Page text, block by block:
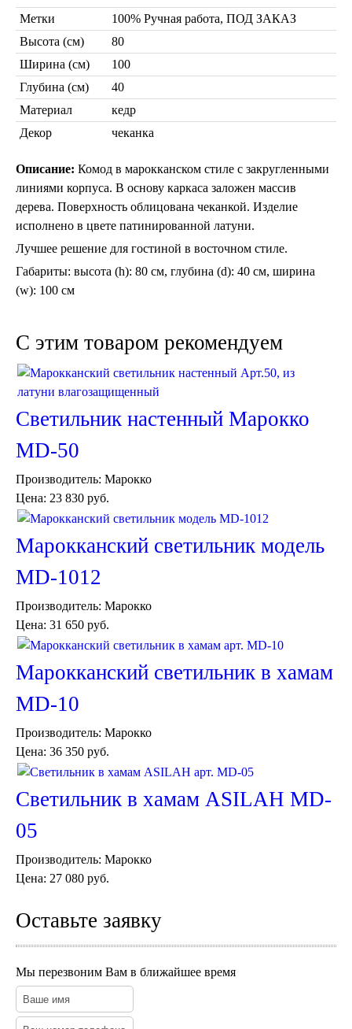
Торшеры Марокко
Торшеры Мозаика
Торшеры со стеклом
Светильники для кафе и ресторанов
Светильники дизайнерские
Светильники Лофт
Светильники с цепочками
Фонари
Абажуры
Столы и столики
Пуфы и стулья
Консоли
Шкафы
Обеденные группы
Спальня Марокко
Светильники для хамама
Кувшины и чаши в хамам
Краны и смесители в хамам
Раковины латунные и медные
Аксессуары в хамам
Плитка Марокко
Двери Марокко
Бабуши тапочки
Вазы
Тарелки и блюда
Пепельницы
Пледы и покрывала
Салфетницы
Свечи и подсвечники
Сундуки
Хлопковые
Чайники и кофейники
Наборы чайные и кофейные
фруктовницы
Метки
100% Ручная работа, ПОД ЗАКАЗ
Высота (см)
80
Ширина (см)
100
Глубина (см)
40
Материал
кедр
Декор
чеканка
Описание: Комод в марокканском стиле с закругленными
линиями корпуса. В основу каркаса заложен массив
дерева. Поверхность облицована чеканкой. Изделие
исполнено в цвете патинированной латуни.
Лучшее решение для гостиной в восточном стиле.
Габариты: высота (h): 80 см, глубина (d): 40 см, ширина
(w): 100 см
C этим товаром рекомендуем
Светильник настенный Марокко
MD-50
Производитель: Марокко
Цена: 23 830 руб.
Марокканский светильник модель
MD-1012
Производитель: Марокко
Цена: 31 650 руб.
Марокканский светильник в хамам
MD-10
Производитель: Марокко
Цена: 36 350 руб.
Светильник в хамам ASILAH MD-
05
Производитель: Марокко
Цена: 27 080 руб.
Оставьте заявку
Мы перезвоним Вам в ближайшее время